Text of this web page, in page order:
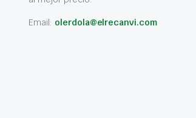
Email: olerdola@elrecanvi.com